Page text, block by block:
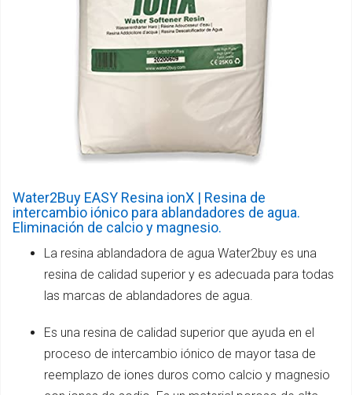
Water2Buy EASY Resina ionX | Resina de
intercambio iónico para ablandadores de agua.
Eliminación de calcio y magnesio.
La resina ablandadora de agua Water2buy es una
resina de calidad superior y es adecuada para todas
las marcas de ablandadores de agua.
Es una resina de calidad superior que ayuda en el
proceso de intercambio iónico de mayor tasa de
reemplazo de iones duros como calcio y magnesio